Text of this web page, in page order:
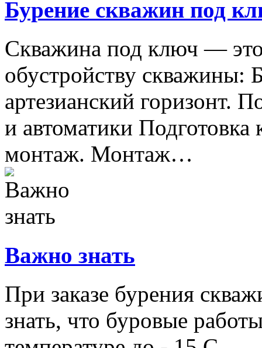
Бурение скважин под
Скважина под ключ —
обустройству скважины:
артезианский горизонт.
и автоматики Подготовка
монтаж. Монтаж…
Важно знать
При заказе бурения
знать, что буровые